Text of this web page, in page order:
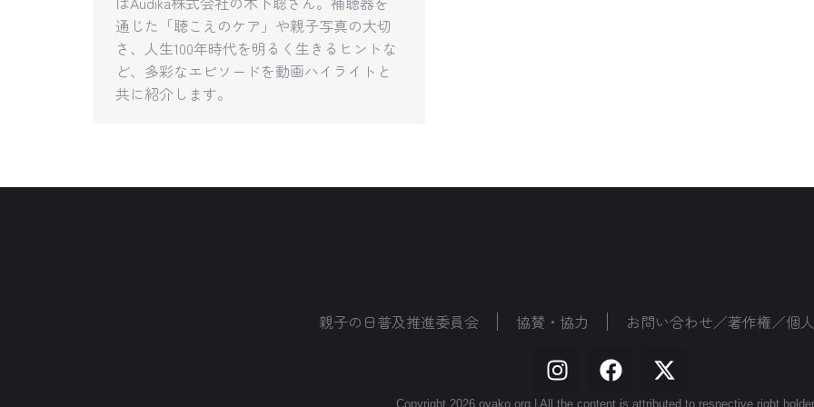
通じた「聴こえのケア」や親子写真の大切
さ、人生100年時代を明るく生きるヒントな
ど、多彩なエピソードを動画ハイライトと
共に紹介します。
親子の日普及推進委員会 協賛・協力 お問い合わせ／著作権／個
Copyright 2026 oyako.org | All the content is attributed to respective right